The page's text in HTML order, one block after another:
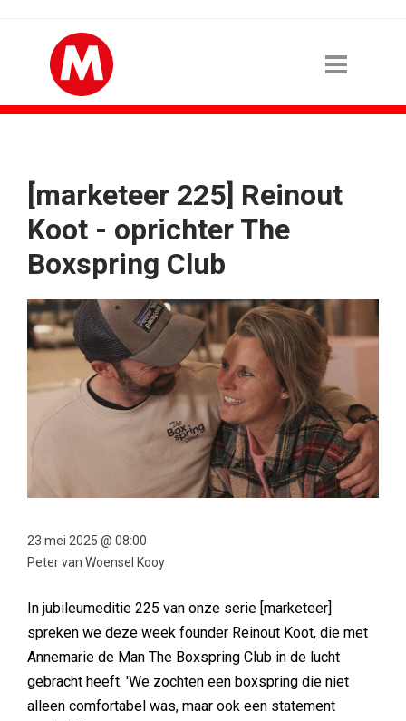
[marketeer 225] Reinout
Koot - oprichter The
Boxspring Club
23 mei 2025 @ 08:00
Peter van Woensel Kooy
In jubileumeditie 225 van onze serie [marketeer]
spreken we deze week founder Reinout Koot, die met
Annemarie de Man The Boxspring Club in de lucht
gebracht heeft. 'We zochten een boxspring die niet
alleen comfortabel was, maar ook een statement